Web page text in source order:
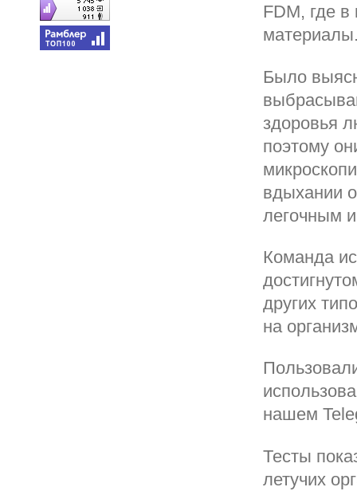
FDM, где
Было
здоровья
поэтому
вдыхании
легочным
Команда
других
на
нашем
Тесты
летучих